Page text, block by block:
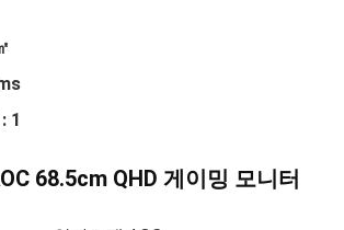
1
68.5cm QHD 게이밍 모니터